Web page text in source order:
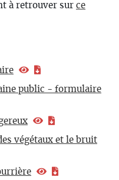
à retrouver sur ce
public - formulaire
végétaux et le bruit